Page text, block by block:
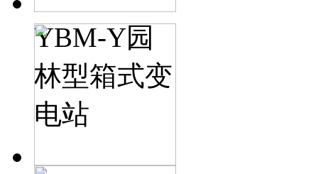
YBM-Y园
林型箱式变
电站